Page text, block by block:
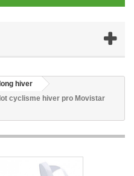
hiver
cyclisme hiver pro Movistar